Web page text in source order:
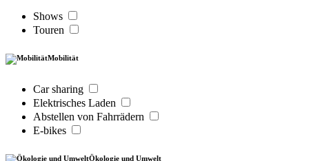
Shows
Touren
Mobilität
Car sharing
Elektrisches Laden
Abstellen von Fahrrädern
E-bikes
Ökologie und Umwelt